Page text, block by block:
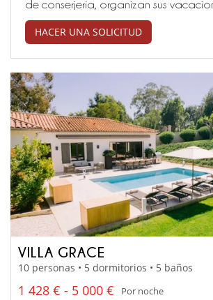
de conserjería, organizan sus
HACER UNA SOLICITUD
VILLA GRACE
10 personas • 5 dormitorios • 5 baños
1 428 € - 5 000 €
Por noche